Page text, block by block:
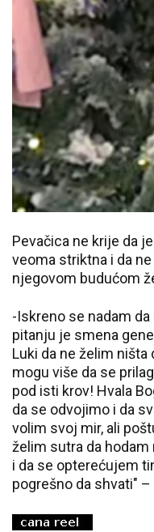
Pevačica ne krije da
veoma striktna i da
njegovom budućom
-Iskreno se nadam
pitanju je smena
Luki da ne želim
mogu više da se
pod isti krov! Hvala
da se odvojimo i da
volim svoj mir, ali
želim sutra da
i da se opterećujem
pogrešno da shvati"